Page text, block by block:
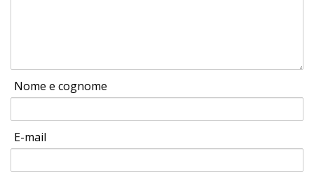
Nome e cognome
E-mail